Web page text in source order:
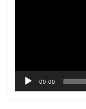
00:00